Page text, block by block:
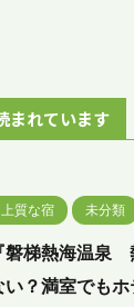
まれています
上質な宿 未分類
磐梯熱海温泉
い？満室でも